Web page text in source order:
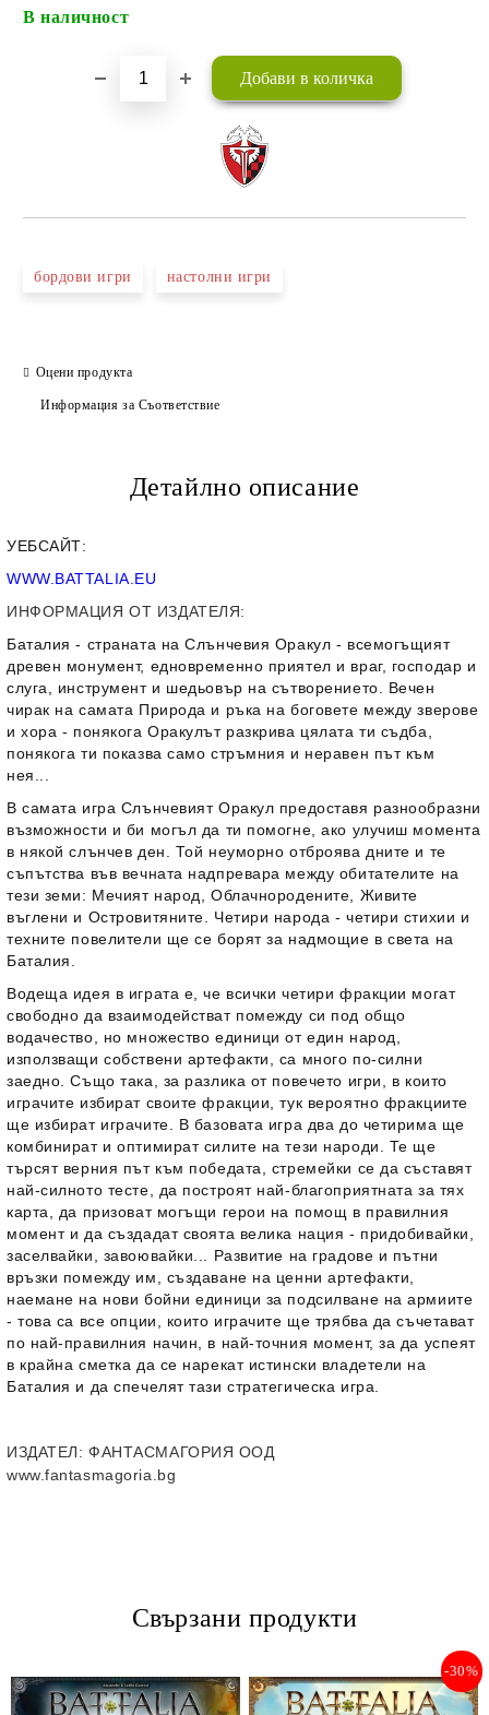
В наличност
бордови игри настолни игри
Оцени продукта
Информация за Съответствие
Детайлно описание
УЕБСАЙТ:
WWW.BATTALIA.EU
ИНФОРМАЦИЯ ОТ ИЗДАТЕЛЯ:
Баталия - страната на Слънчевия Оракул - всемогъщият
древен монумент, едновременно приятел и враг, господар и
слуга, инструмент и шедьовър на сътворението. Вечен
чирак на самата Природа и ръка на боговете между зверове
и хора - понякога Оракулът разкрива цялата ти съдба,
понякога ти показва само стръмния и неравен път към
нея...
В самата игра Слънчевият Оракул предоставя разнообразни
възможности и би могъл да ти помогне, ако улучиш момента
в някой слънчев ден. Той неуморно отброява дните и те
съпътства във вечната надпревара между обитателите на
тези земи: Мечият народ, Облачнородените, Живите
въглени и Островитяните. Четири народа - четири стихии и
техните повелители ще се борят за надмощие в света на
Баталия.
Водеща идея в играта е, че всички четири фракции могат
свободно да взаимодействат помежду си под общо
водачество, но множество единици от един народ,
използващи собствени артефакти, са много по-силни
заедно. Също така, за разлика от повечето игри, в които
играчите избират своите фракции, тук вероятно фракциите
ще избират играчите. В базовата игра два до четирима ще
комбинират и оптимират силите на тези народи. Те ще
търсят верния път към победата, стремейки се да съставят
най-силното тесте, да построят най-благоприятната за тях
карта, да призоват могъщи герои на помощ в правилния
момент и да създадат своята велика нация - придобивайки,
заселвайки, завоювайки... Развитие на градове и пътни
връзки помежду им, създаване на ценни артефакти,
наемане на нови бойни единици за подсилване на армиите
- това са все опции, които играчите ще трябва да съчетават
по най-правилния начин, в най-точния момент, за да успеят
в крайна сметка да се нарекат истински владетели на
Баталия и да спечелят тази стратегическа игра.
ИЗДАТЕЛ: ФАНТАСМАГОРИЯ ООД
www.fantasmagoria.bg
Свързани продукти
-30%